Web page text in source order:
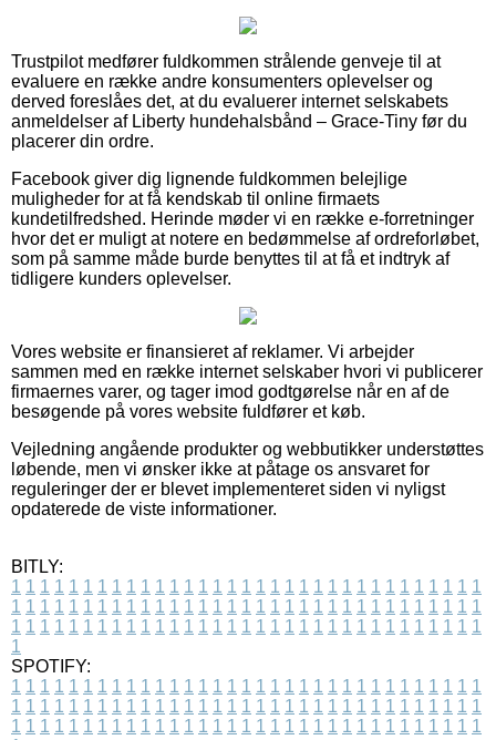
Trustpilot medfører fuldkommen strålende genveje til at
evaluere en række andre konsumenters oplevelser og
derved foreslåes det, at du evaluerer internet selskabets
anmeldelser af Liberty hundehalsbånd – Grace-Tiny før du
placerer din ordre.
Facebook giver dig lignende fuldkommen belejlige
muligheder for at få kendskab til online firmaets
kundetilfredshed. Herinde møder vi en række e-forretninger
hvor det er muligt at notere en bedømmelse af ordreforløbet,
som på samme måde burde benyttes til at få et indtryk af
tidligere kunders oplevelser.
Vores website er finansieret af reklamer. Vi arbejder
sammen med en række internet selskaber hvori vi publicerer
firmaernes varer, og tager imod godtgørelse når en af de
besøgende på vores website fuldfører et køb.
Vejledning angående produkter og webbutikker understøttes
løbende, men vi ønsker ikke at påtage os ansvaret for
reguleringer der er blevet implementeret siden vi nyligst
opdaterede de viste informationer.
BITLY:
1 1 1 1 1 1 1 1 1 1 1 1 1 1 1 1 1 1 1 1 1 1 1 1 1 1 1 1 1 1 1 1 1
1 1 1 1 1 1 1 1 1 1 1 1 1 1 1 1 1 1 1 1 1 1 1 1 1 1 1 1 1 1 1 1 1
1 1 1 1 1 1 1 1 1 1 1 1 1 1 1 1 1 1 1 1 1 1 1 1 1 1 1 1 1 1 1 1 1
1
SPOTIFY:
1 1 1 1 1 1 1 1 1 1 1 1 1 1 1 1 1 1 1 1 1 1 1 1 1 1 1 1 1 1 1 1 1
1 1 1 1 1 1 1 1 1 1 1 1 1 1 1 1 1 1 1 1 1 1 1 1 1 1 1 1 1 1 1 1 1
1 1 1 1 1 1 1 1 1 1 1 1 1 1 1 1 1 1 1 1 1 1 1 1 1 1 1 1 1 1 1 1 1